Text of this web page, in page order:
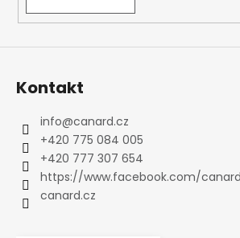
Kontakt
info@canard.cz
+420 775 084 005
+420 777 307 654
https://www.facebook.com/
canard.cz